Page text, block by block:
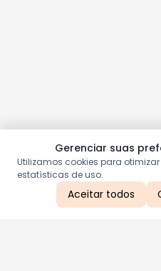
Gerenciar suas
Utilizamos cookies para
estatísticas de uso.
Aceitar todos